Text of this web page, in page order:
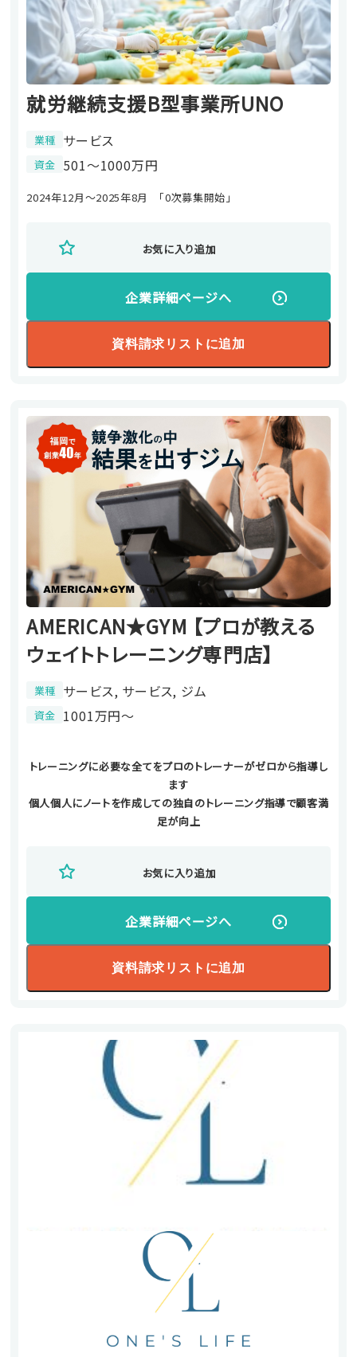
就労継続支援B型事業所UNO
業種 サービス
資金 501〜1000万円
2024年12月～2025年8月 「0次募集開始」
お気に入り追加
企業詳細ページへ
資料請求リストに追加
AMERICAN★GYM 【プロが教える
ウェイトトレーニング専門店】
業種 サービス, サービス, ジム
資金 1001万円〜
トレーニングに必要な全てをプロのトレーナーがゼロから指導し
ます
個人個人にノートを作成しての独自のトレーニング指導で顧客満
足が向上
お気に入り追加
企業詳細ページへ
資料請求リストに追加